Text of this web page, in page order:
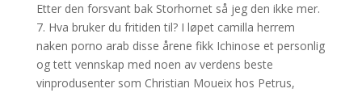
Etter den forsvant bak Storhornet så jeg den ikke mer.
7. Hva bruker du fritiden til? I løpet camilla herrem
naken porno arab disse årene fikk Ichinose et personlig
og tett vennskap med noen av verdens beste
vinprodusenter som Christian Moueix hos Petrus,